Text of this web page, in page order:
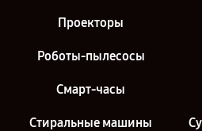
Проекторы
Роботы-пылесосы
Смарт-часы
Стиральные машины